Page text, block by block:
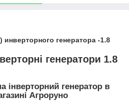
инверторного генератора -1.8
генератори 1.8
інверторний генератор в
Агроруно